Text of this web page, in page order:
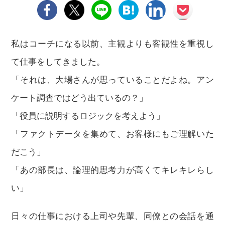
私はコーチになる以前、主観よりも客観性を重視し
て仕事をしてきました。
「それは、大場さんが思っていることだよね。アン
ケート調査ではどう出ているの？」
「役員に説明するロジックを考えよう」
「ファクトデータを集めて、お客様にもご理解いた
だこう」
「あの部長は、論理的思考力が高くてキレキレらし
い」
日々の仕事における上司や先輩、同僚との会話を通